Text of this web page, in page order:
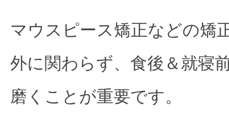
マウスピース矯正などの矯
外に関わらず、食後＆就寝
磨くことが重要です。